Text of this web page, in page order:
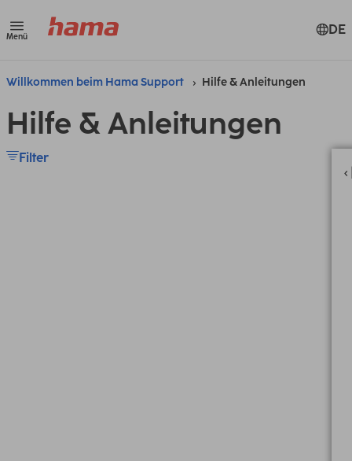
Menü DE
Willkommen beim Hama Support Hilfe & Anleitungen
Hilfe & Anleitungen
Filter